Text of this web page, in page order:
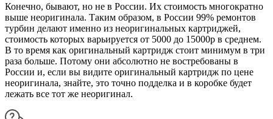
Конечно, бывают, но не в России. Их стоимость многократно
выше неоригинала. Таким образом, в России 99% ремонтов
турбин делают именно из неоригинальных картриджей,
стоимость которых варьируется от 5000 до 15000р в среднем.
В то время как оригинальный картридж стоит минимум в три
раза больше. Потому они абсолютно не востребованы в
России и, если вы видите оригинальный картридж по цене
неоригинала, знайте, это точно подделка и в коробке будет
лежать все тот же неоригинал.